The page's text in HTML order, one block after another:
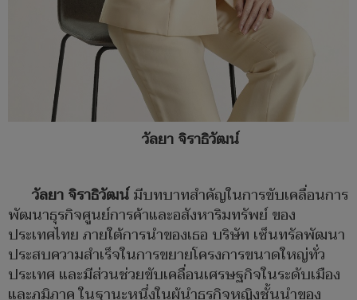
วัลยา จิราธิวัฒน์
วัลยา จิราธิวัฒน์มีบทบาทสำคัญในการขับเคลื่อนการ
พัฒนาธุรกิจศูนย์การค้าและอสังหาริมทรัพย์ ของ
ประเทศไทย ภายใต้การนำของเธอ บริษัท เซ็นทรัลพัฒนา
ประสบความสำเร็จในการขยายโครงการขนาดใหญ่ทั่ว
ประเทศ และมีส่วนช่วยขับเคลื่อนเศรษฐกิจในระดับเมือง
และภูมิภาค ในฐานะหนึ่งในผู้นำธุรกิจหญิงชั้นนำของ